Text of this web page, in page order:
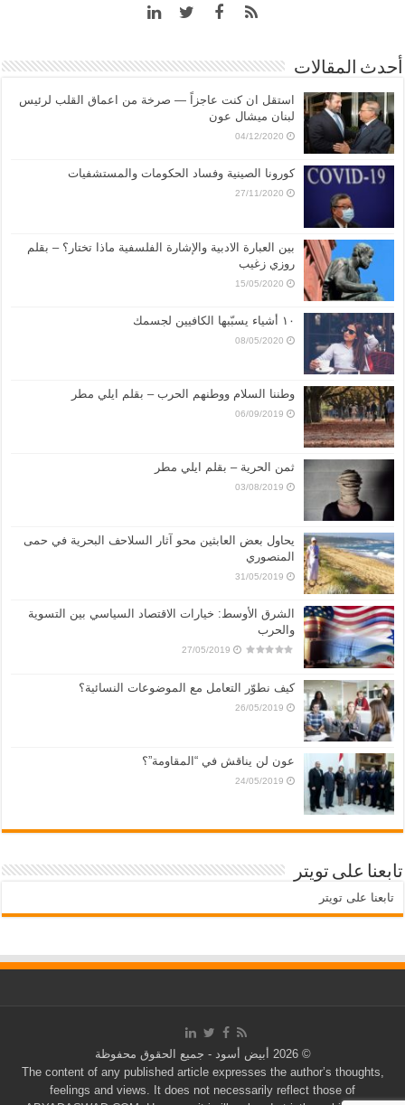
أحدث المقالات
استقل ان كنت عاجزاً — صرخة من اعماق القلب لرئيس
لبنان ميشال عون
04/12/2020
كورونا الصينية وفساد الحكومات والمستشفيات
27/11/2020
بين العبارة الادبية والإشارة الفلسفية ماذا تختار؟ – بقلم
روزي زغيب
15/05/2020
١٠ أشياء يسبّبها الكافيين لجسمك
08/05/2020
وطننا السلام ووطنهم الحرب – بقلم ايلي مطر
06/09/2019
ثمن الحرية – بقلم ايلي مطر
03/08/2019
يحاول بعض العابثين محو آثار السلاحف البحرية في حمى
المنصوري
31/05/2019
الشرق الأوسط: خيارات الاقتصاد السياسي بين التسوية
والحرب
27/05/2019
كيف نطوّر التعامل مع الموضوعات النسائية؟
26/05/2019
عون لن يناقش في “المقاومة”؟
24/05/2019
تابعنا على تويتر
تابعنا على تويتر
© 2026 أبيض أسود - جميع الحقوق محفوظة
The content of any published article expresses the author’s thoughts,
feelings and views. It does not necessarily reflect those of